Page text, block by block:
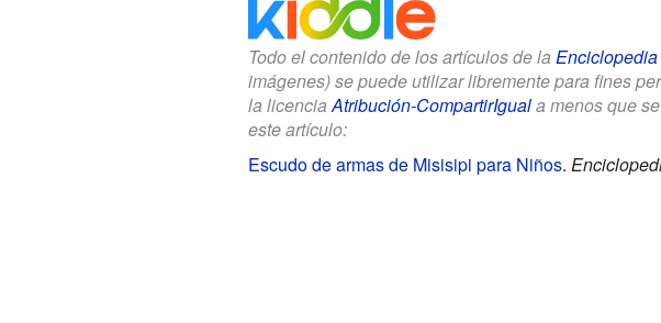
Todo el contenido de los artículos de la
imágenes) se puede utilizar libremente para fines
la licenciaAtribución-CompartirIguala menos que
este artículo:
Escudo de armas de Misisipi para Niños.